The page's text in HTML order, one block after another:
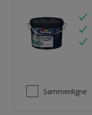
Sammenligne